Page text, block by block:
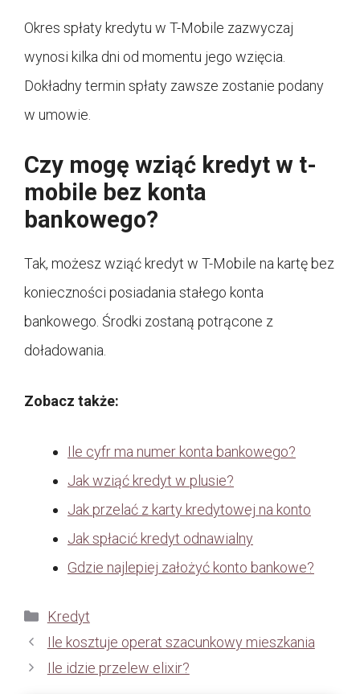
Okres spłaty kredytu w T-Mobile zazwyczaj
wynosi kilka dni od momentu jego wzięcia.
Dokładny termin spłaty zawsze zostanie podany
w umowie.
Czy mogę wziąć kredyt w t-
mobile bez konta
bankowego?
Tak, możesz wziąć kredyt w T-Mobile na kartę bez
konieczności posiadania stałego konta
bankowego. Środki zostaną potrącone z
doładowania.
Zobacz także:
Ile cyfr ma numer konta bankowego?
Jak wziąć kredyt w plusie?
Jak przelać z karty kredytowej na konto
Jak spłacić kredyt odnawialny
Gdzie najlepiej założyć konto bankowe?
Kategorie
Kredyt
Ile kosztuje operat szacunkowy mieszkania
Ile idzie przelew elixir?